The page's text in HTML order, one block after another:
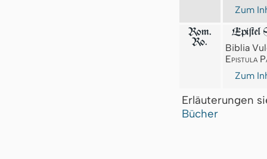
Zum
Rom.
Ro.
Epiſtel
Biblia
Epistula
Zum
Erläuterungen
Bücher